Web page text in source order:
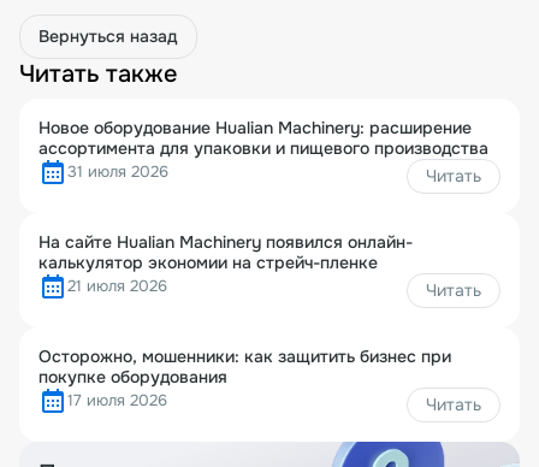
Вернуться назад
Читать также
Новое оборудование Hualian Machinery: расширение
ассортимента для упаковки и пищевого производства
31 июля 2026 Читать
На сайте Hualian Machinery появился онлайн-
калькулятор экономии на стрейч-пленке
21 июля 2026 Читать
Осторожно, мошенники: как защитить бизнес при
покупке оборудования
17 июля 2026 Читать